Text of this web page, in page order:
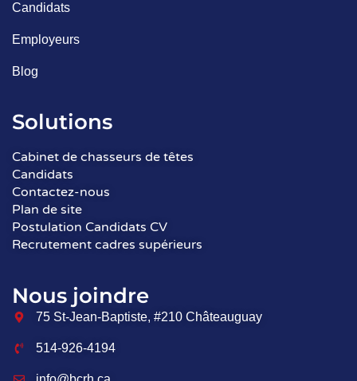
Candidats
Employeurs
Blog
Solutions
Cabinet de chasseurs de têtes
Candidats
Contactez-nous
Plan de site
Postulation Candidats CV
Recrutement cadres supérieurs
Nous joindre
75 St-Jean-Baptiste, #210 Châteauguay
514-926-4194